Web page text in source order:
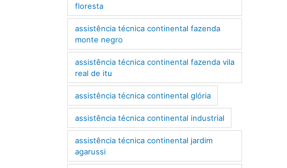
floresta
assistência técnica continental fazenda
monte negro
assistência técnica continental fazenda vila
real de itu
assistência técnica continental glória
assistência técnica continental industrial
assistência técnica continental jardim
agarussi